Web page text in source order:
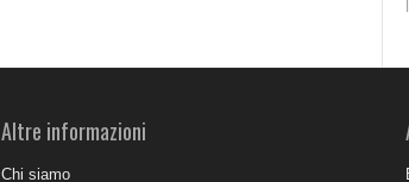
Altre informazioni
Chi siamo